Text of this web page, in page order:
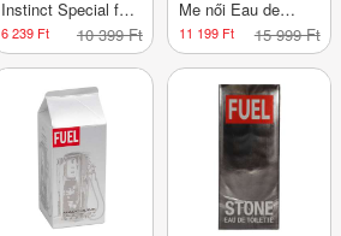
Instinct Special férfi
Eau de Parfum - 50
ml
6 239 Ft 10 399 Ft
Me női Eau de
Parfum - 30 ml
11 199 Ft 15 999 Ft